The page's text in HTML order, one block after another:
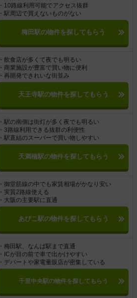
・10路線利用可能でアクセス抜群
・駅周辺で買えないものがない
梅田駅の物件を探してもらう
・飲食店が多くて夜でも明るい
・商業施設が豊富で買い物に便利
・再開発できれいな街並み
天王寺駅の物件を探してもらう
・駅の南側は街灯が多く夜でも明るい
・3路線利用できる抜群の利便性
・駅直結のスーパーで買い物しやすい
天満橋駅の物件を探してもらう
・御堂筋線の中でも家賃相場がかなり安い
・実質2路線使える
・大阪の主要駅に直通
あびこ駅の物件を探してもらう
・梅田駅、なんば駅まで直通
・ICが目の前で車で出かけやすい
・デパートや家電量販店が密集している
千里中央駅の物件を探してもらう